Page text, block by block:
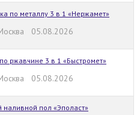
по металлу 3 в 1 «Нержамет»
05.08.2026
ржавчине 3 в 1 «Быстромет»
05.08.2026
пол «Эполаст»